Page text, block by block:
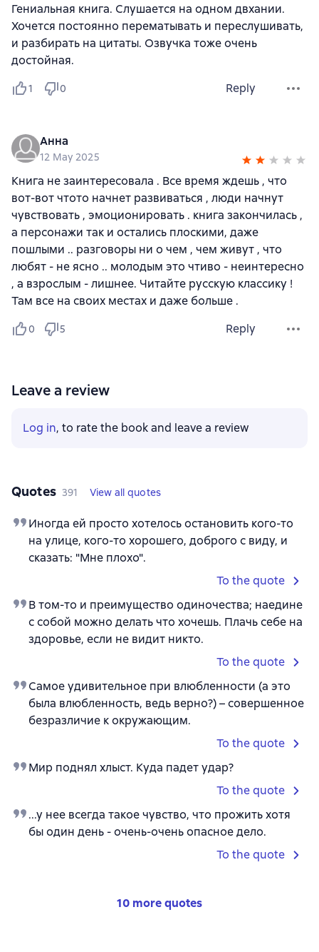
Гениальная книга. Слушается на одном двхании.
Хочется постоянно перематывать и переслушивать,
и разбирать на цитаты. Озвучка тоже очень
достойная.
1 0 Reply
Анна
12 May 2025
Книга не заинтересовала . Все время ждешь , что
вот-вот чтото начнет развиваться , люди начнут
чувствовать , эмоционировать . книга закончилась ,
а персонажи так и остались плоскими, даже
пошлыми .. разговоры ни о чем , чем живут , что
любят - не ясно .. молодым это чтиво - неинтересно
, а взрослым - лишнее. Читайте русскую классику !
Там все на своих местах и даже больше .
0 5 Reply
Leave a review
Log in, to rate the book and leave a review
Quotes 391 View all quotes
Иногда ей просто хотелось остановить кого-то
на улице, кого-то хорошего, доброго с виду, и
сказать: "Мне плохо".
To the quote
В том-то и преимущество одиночества; наедине
с собой можно делать что хочешь. Плачь себе на
здоровье, если не видит никто.
To the quote
Самое удивительное при влюбленности (а это
была влюбленность, ведь верно?) – совершенное
безразличие к окружающим.
To the quote
Мир поднял хлыст. Куда падет удар?
To the quote
...у нее всегда такое чувство, что прожить хотя
бы один день - очень-очень опасное дело.
To the quote
10 more quotes